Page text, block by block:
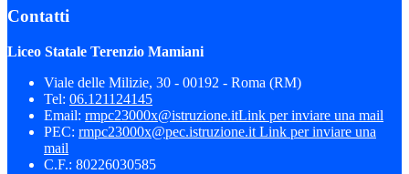
Contatti
Liceo Statale Terenzio Mamiani
Viale delle Milizie, 30 - 00192 - Roma (RM)
Tel: 06.121124145
Email: rmpc23000x@istruzione.itLink per inviare una mail
PEC: rmpc23000x@pec.istruzione.it Link per inviare una
mail
C.F.: 80226030585